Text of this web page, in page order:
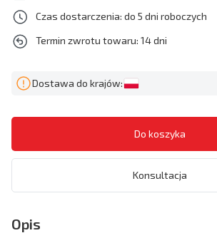
Czas dostarczenia: do 5 dni roboczych
Termin zwrotu towaru: 14 dni
Dostawa do krajów:
Konsultacja
Opis